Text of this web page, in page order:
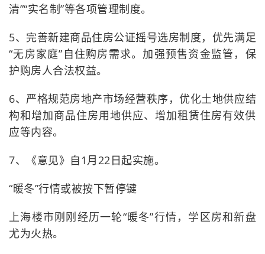
清”“实名制”等各项管理制度。
5、完善新建商品住房公证摇号选房制度，优先满足
“无房家庭”自住购房需求。加强预售资金监管，保
护购房人合法权益。
6、严格规范房地产市场经营秩序，优化土地供应结
构和增加商品住房用地供应、增加租赁住房有效供
应等内容。
7、《意见》自1月22日起实施。
“暖冬”行情或被按下暂停键
上海楼市刚刚经历一轮“暖冬”行情，学区房和新盘
尤为火热。